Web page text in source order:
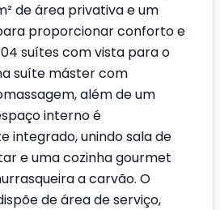
de área privativa e um
proporcionar conforto e
suítes com vista para o
suíte máster com
além de um
interno é
integrado, unindo sala de
e uma cozinha gourmet
a carvão. O
de área de serviço,